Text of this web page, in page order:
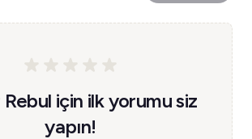
için ilk yorumu siz
yapın!